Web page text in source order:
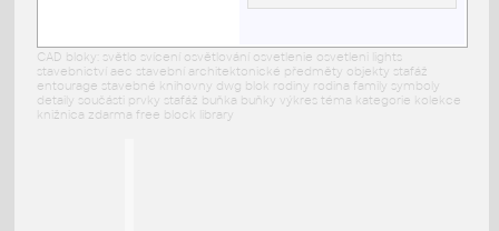
CAD bloky: světlo svícení osvětlování osvetlenie osvetleni lights
stavebnictví aec stavební architektonické předměty objekty stafáž
entourage stavebné knihovny dwg blok rodiny rodina family symboly
detaily součásti prvky stafáž buňka buňky výkres téma kategorie kolekce
knižnica zdarma free block library